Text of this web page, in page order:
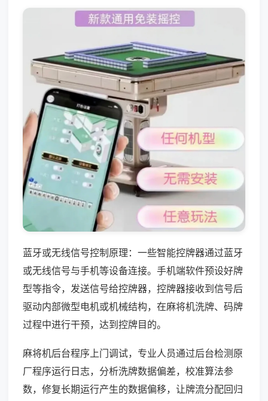
蓝牙或无线信号控制原理：一些智能控牌器通过蓝牙
或无线信号与手机等设备连接。手机端软件预设好牌
型等指令，发送信号给控牌器，控牌器接收到信号后
驱动内部微型电机或机械结构，在麻将机洗牌、码牌
过程中进行干预，达到控牌目的。
麻将机后台程序上门调试，专业人员通过后台检测原
厂程序运行日志，分析洗牌数据偏差，校准算法参
数，修复长期运行产生的数据偏移，让牌流分配回归